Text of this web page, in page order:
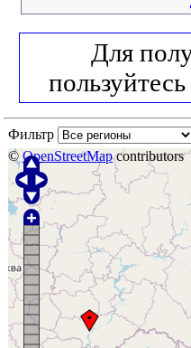
Для
Фильтр
© OpenStreetMapcontributors